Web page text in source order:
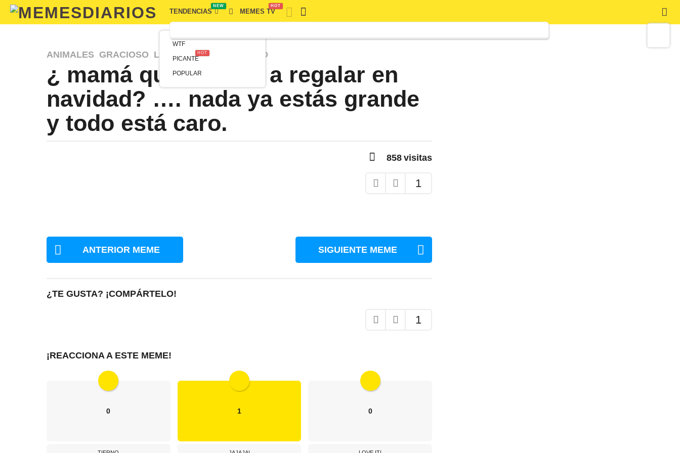
TENDENCIAS
NEW
WTF
PICANTE
HOT
POPULAR
MEMES TV
HOT
ANIMALES ,GRACIOSO ,LOL MASCOTAS TIERNO
¿ mamá que me vas a regalar en
navidad? …. nada ya estás grande
y todo está caro.
858 visitas
1
ANTERIOR MEME SIGUIENTE MEME
¿TE GUSTA? ¡COMPÁRTELO!
1
¡REACCIONA A ESTE MEME!
0 1 0